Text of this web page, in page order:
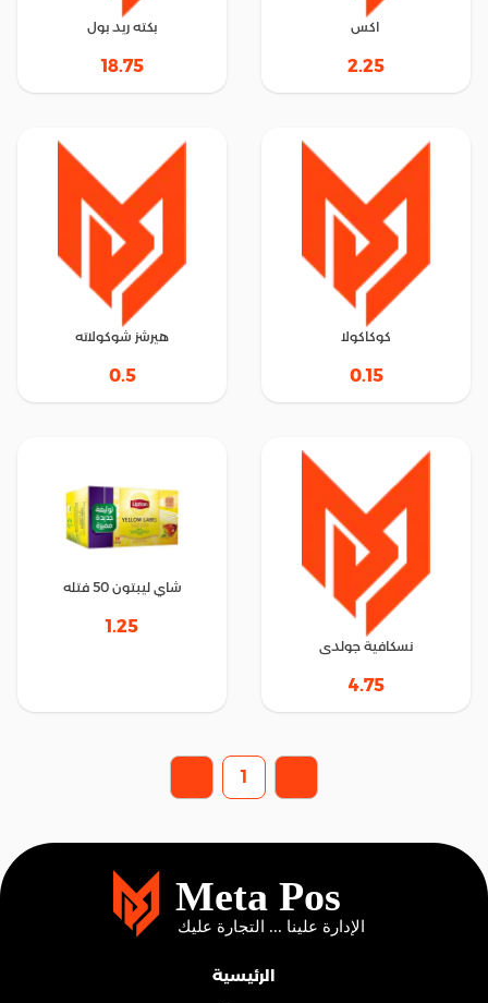
اكس
2.25
بكته ريد بول
18.75
كوكاكولا
0.15
هيرشز شوكولاته
0.5
نسكافية جولدى
4.75
شاي ليبتون 50 فتله
1.25
1
الرئيسية